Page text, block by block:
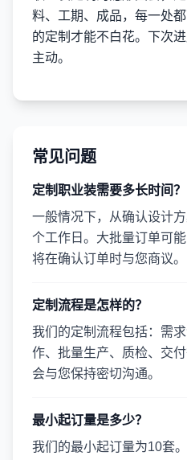
料、工期、成品，每一处
的定制才能不白花。下次
主动。
常见问题
定制职业装需要多长时间？
一般情况下，从确认设计
个工作日。大批量订单可
将在确认订单时与您商议。
定制流程是怎样的？
我们的定制流程包括：需
作、批量生产、质检、交
会与您保持密切沟通。
最小起订量是多少？
我们的最小起订量为10套